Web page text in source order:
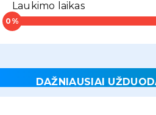
Laukimo laikas
DAŽNIAUSIAI